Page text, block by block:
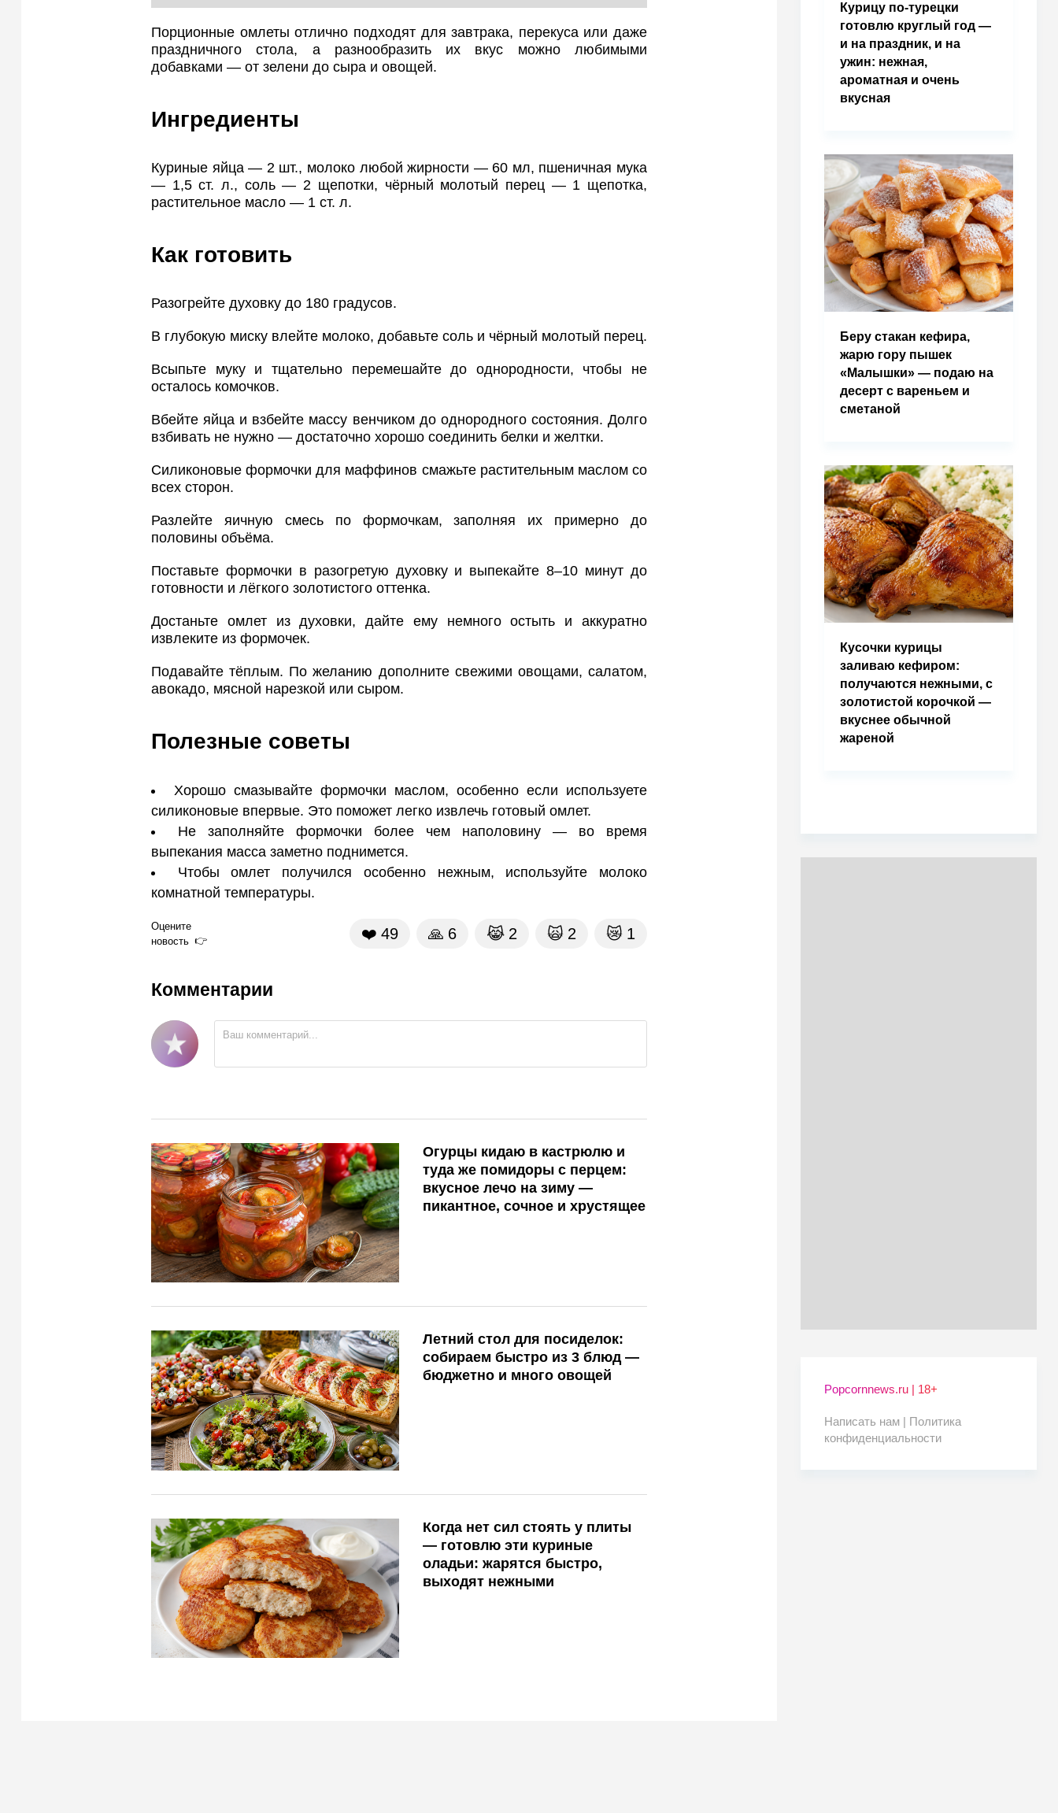
Порционные омлеты отлично подходят для завтрака, перекуса или даже
праздничного стола, а разнообразить их вкус можно любимыми
добавками — от зелени до сыра и овощей.
Ингредиенты
Куриные яйца — 2 шт., молоко любой жирности — 60 мл, пшеничная мука
— 1,5 ст. л., соль — 2 щепотки, чёрный молотый перец — 1 щепотка,
растительное масло — 1 ст. л.
Как готовить
Разогрейте духовку до 180 градусов.
В глубокую миску влейте молоко, добавьте соль и чёрный молотый перец.
Всыпьте муку и тщательно перемешайте до однородности, чтобы не
осталось комочков.
Вбейте яйца и взбейте массу венчиком до однородного состояния. Долго
взбивать не нужно — достаточно хорошо соединить белки и желтки.
Силиконовые формочки для маффинов смажьте растительным маслом со
всех сторон.
Разлейте яичную смесь по формочкам, заполняя их примерно до
половины объёма.
Поставьте формочки в разогретую духовку и выпекайте 8–10 минут до
готовности и лёгкого золотистого оттенка.
Достаньте омлет из духовки, дайте ему немного остыть и аккуратно
извлеките из формочек.
Подавайте тёплым. По желанию дополните свежими овощами, салатом,
авокадо, мясной нарезкой или сыром.
Полезные советы
Хорошо смазывайте формочки маслом, особенно если используете
силиконовые впервые. Это поможет легко извлечь готовый омлет.
Не заполняйте формочки более чем наполовину — во время
выпекания масса заметно поднимется.
Чтобы омлет получился особенно нежным, используйте молоко
комнатной температуры.
Оцените
новость
❤️ 49 🙏 6 😹 2 🙀 2 😿 1
Комментарии
Огурцы кидаю в кастрюлю и
туда же помидоры с перцем:
вкусное лечо на зиму —
пикантное, сочное и хрустящее
Летний стол для посиделок:
собираем быстро из 3 блюд —
бюджетно и много овощей
Когда нет сил стоять у плиты
— готовлю эти куриные
оладьи: жарятся быстро,
выходят нежными
Курицу по-турецки
готовлю круглый год —
и на праздник, и на
ужин: нежная,
ароматная и очень
вкусная
Беру стакан кефира,
жарю гору пышек
«Малышки» — подаю на
десерт с вареньем и
сметаной
Кусочки курицы
заливаю кефиром:
получаются нежными, с
золотистой корочкой —
вкуснее обычной
жареной
Popcornnews.ru | 18+
Написать нам | Политика
конфиденциальности